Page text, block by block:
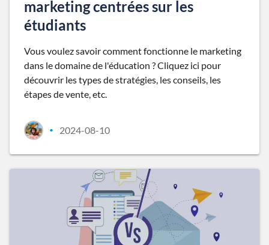
marketing centrées sur les
étudiants
Vous voulez savoir comment fonctionne le marketing
dans le domaine de l'éducation ? Cliquez ici pour
découvrir les types de stratégies, les conseils, les
étapes de vente, etc.
• 2024-08-10